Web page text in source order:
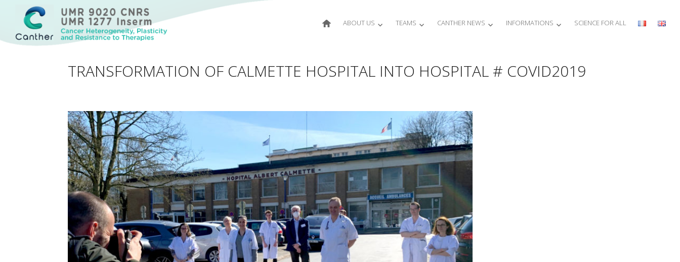
Canther
ABOUT US TEAMS CANTHER NEWS INFORMATIONS SCIENCE FOR ALL
TRANSFORMATION OF CALMETTE HOSPITAL INTO HOSPITAL # COVID2019